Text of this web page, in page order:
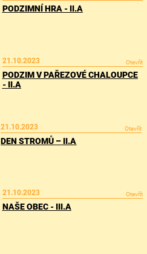
PODZIMNÍ HRA - II.A
21.10.2023 Otevřít
PODZIM V PAŘEZOVÉ CHALOUPCE
- II.A
21.10.2023 Otevřít
DEN STROMŮ – II.A
21.10.2023 Otevřít
NAŠE OBEC - III.A